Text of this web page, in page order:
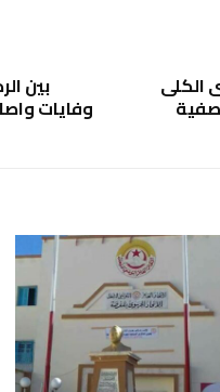
الكلى
وفايات